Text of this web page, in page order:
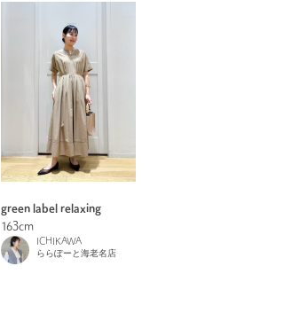
green label relaxing
163cm
ICHIKAWA
ららぽーと海老名店